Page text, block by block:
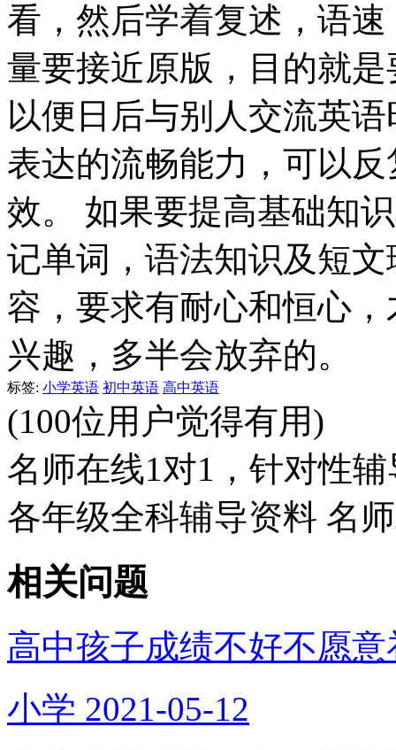
看，然后学着复述，语
量要接近原版，目的就
以便日后与别人交流英
表达的流畅能力，可以
效。 如果要提高基础知
记单词，语法知识及短
容，要求有耐心和恒心
兴趣，多半会放弃的。
标签: 小学英语 初中英语 高中英语
(100位用户觉得有用)
名师在线1对1，针对性
各年级全科辅导资料 名
相关问题
高中孩子成绩不好不愿
小学 2021-05-12